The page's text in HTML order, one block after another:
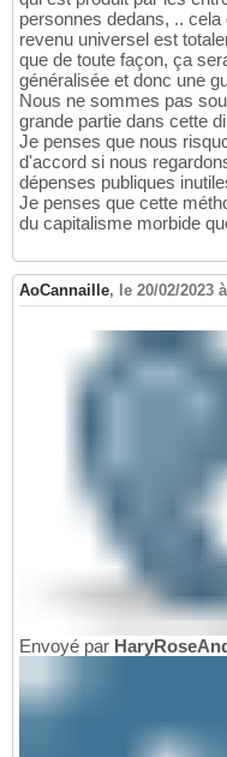
personnes dedans, ..
revenu universel est
que de toute façon, ça
généralisée et donc une
Nous ne sommes pas
grande partie dans cette
Je penses que nous
d'accord si nous
dépenses publiques
Je penses que cette
du capitalisme morbide
AoCannaille, le 20/02/2023
Envoyé par